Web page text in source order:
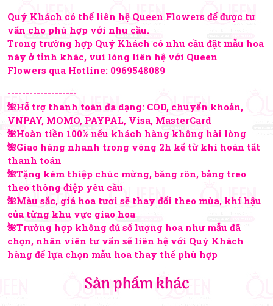
Quý Khách có thể liên hệ Queen Flowers để được tư
vấn cho phù hợp với nhu cầu.
Trong trường hợp Quý Khách có nhu cầu đặt mẫu hoa
này ở tỉnh khác, vui lòng liên hệ với Queen
Flowers qua Hotline: 0969548089
-------------------
🌺Hỗ trợ thanh toán đa dạng: COD, chuyển khoản,
VNPAY, MOMO, PAYPAL, Visa, MasterCard
🌺Hoàn tiền 100% nếu khách hàng không hài lòng
🌺Giao hàng nhanh trong vòng 2h kể từ khi hoàn tất
thanh toán
🌺Tặng kèm thiệp chúc mừng, băng rôn, bảng treo
theo thông điệp yêu cầu
🌺Màu sắc, giá hoa tươi sẽ thay đổi theo mùa, khí hậu
của từng khu vực giao hoa
🌺Trường hợp không đủ số lượng hoa như mẫu đã
chọn, nhân viên tư vấn sẽ liên hệ với Quý Khách
hàng để lựa chọn mẫu hoa thay thế phù hợp
Sản phẩm khác